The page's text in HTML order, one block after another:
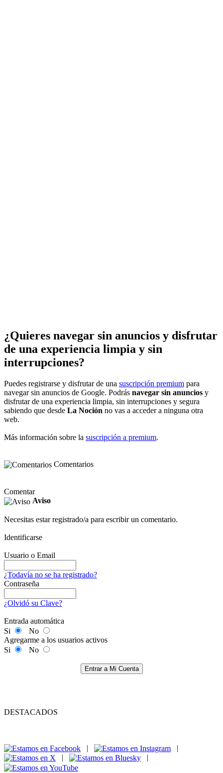
¿Quieres navegar sin anuncios y disfrutar
de una experiencia limpia y sin
interrupciones?
Puedes registrarse y disfrutar de una suscripción premium para
navegar sin anuncios de Google. Podrás navegar sin anuncios y
disfrutar de una experiencia limpia, sin interrupciones y segura
sabiendo que desde La Noción no vas a acceder a ninguna otra
web.
Más información sobre la suscripción a premium.
Comentarios
Comentar
Aviso
Necesitas estar registrado/a para escribir un comentario.
Identificarse
Usuario o Email
¿Todavía no se ha registrado?
Contraseña
¿Olvidó su Clave?
Entrada automática
Si
No
Agregarme a los usuarios activos
Si
No
Entrar a Mi Cuenta
DESTACADOS
|
|
|
|